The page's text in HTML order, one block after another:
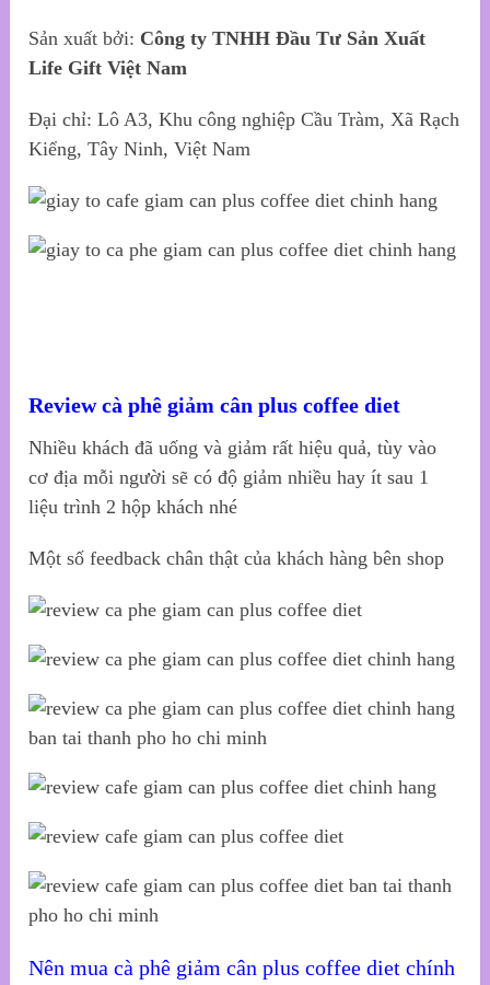
Sản xuất bởi: Công ty TNHH Đầu Tư Sản Xuất
Life Gift Việt Nam
Đại chỉ: Lô A3, Khu công nghiệp Cầu Tràm, Xã Rạch
Kiểng, Tây Ninh, Việt Nam
Review cà phê giảm cân plus coffee diet
Nhiều khách đã uống và giảm rất hiệu quả, tùy vào
cơ địa mỗi người sẽ có độ giảm nhiều hay ít sau 1
liệu trình 2 hộp khách nhé
Một số feedback chân thật của khách hàng bên shop
Nên mua cà phê giảm cân plus coffee diet chính